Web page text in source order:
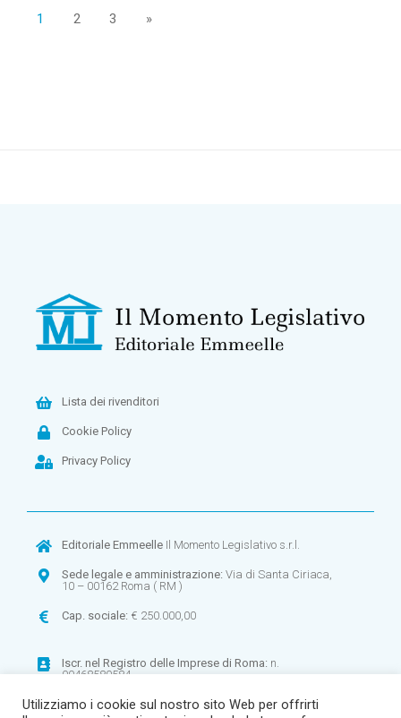
1 2 3 »
Lista dei rivenditori
Cookie Policy
Privacy Policy
Editoriale EmmeelleIl Momento Legislativo s.r.l.
Sede legale e amministrazione: Via di Santa Ciriaca,
10 – 00162 Roma ( RM )
Cap. sociale: € 250.000,00
Iscr. nel Registro delle Imprese di Roma: n.
00468580584
CF:00468580584 –P.IVA:00900971003
Utilizziamo i cookie sul nostro sito Web per offrirti